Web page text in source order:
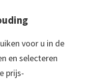
voor u in de
en selecteren
prijs-